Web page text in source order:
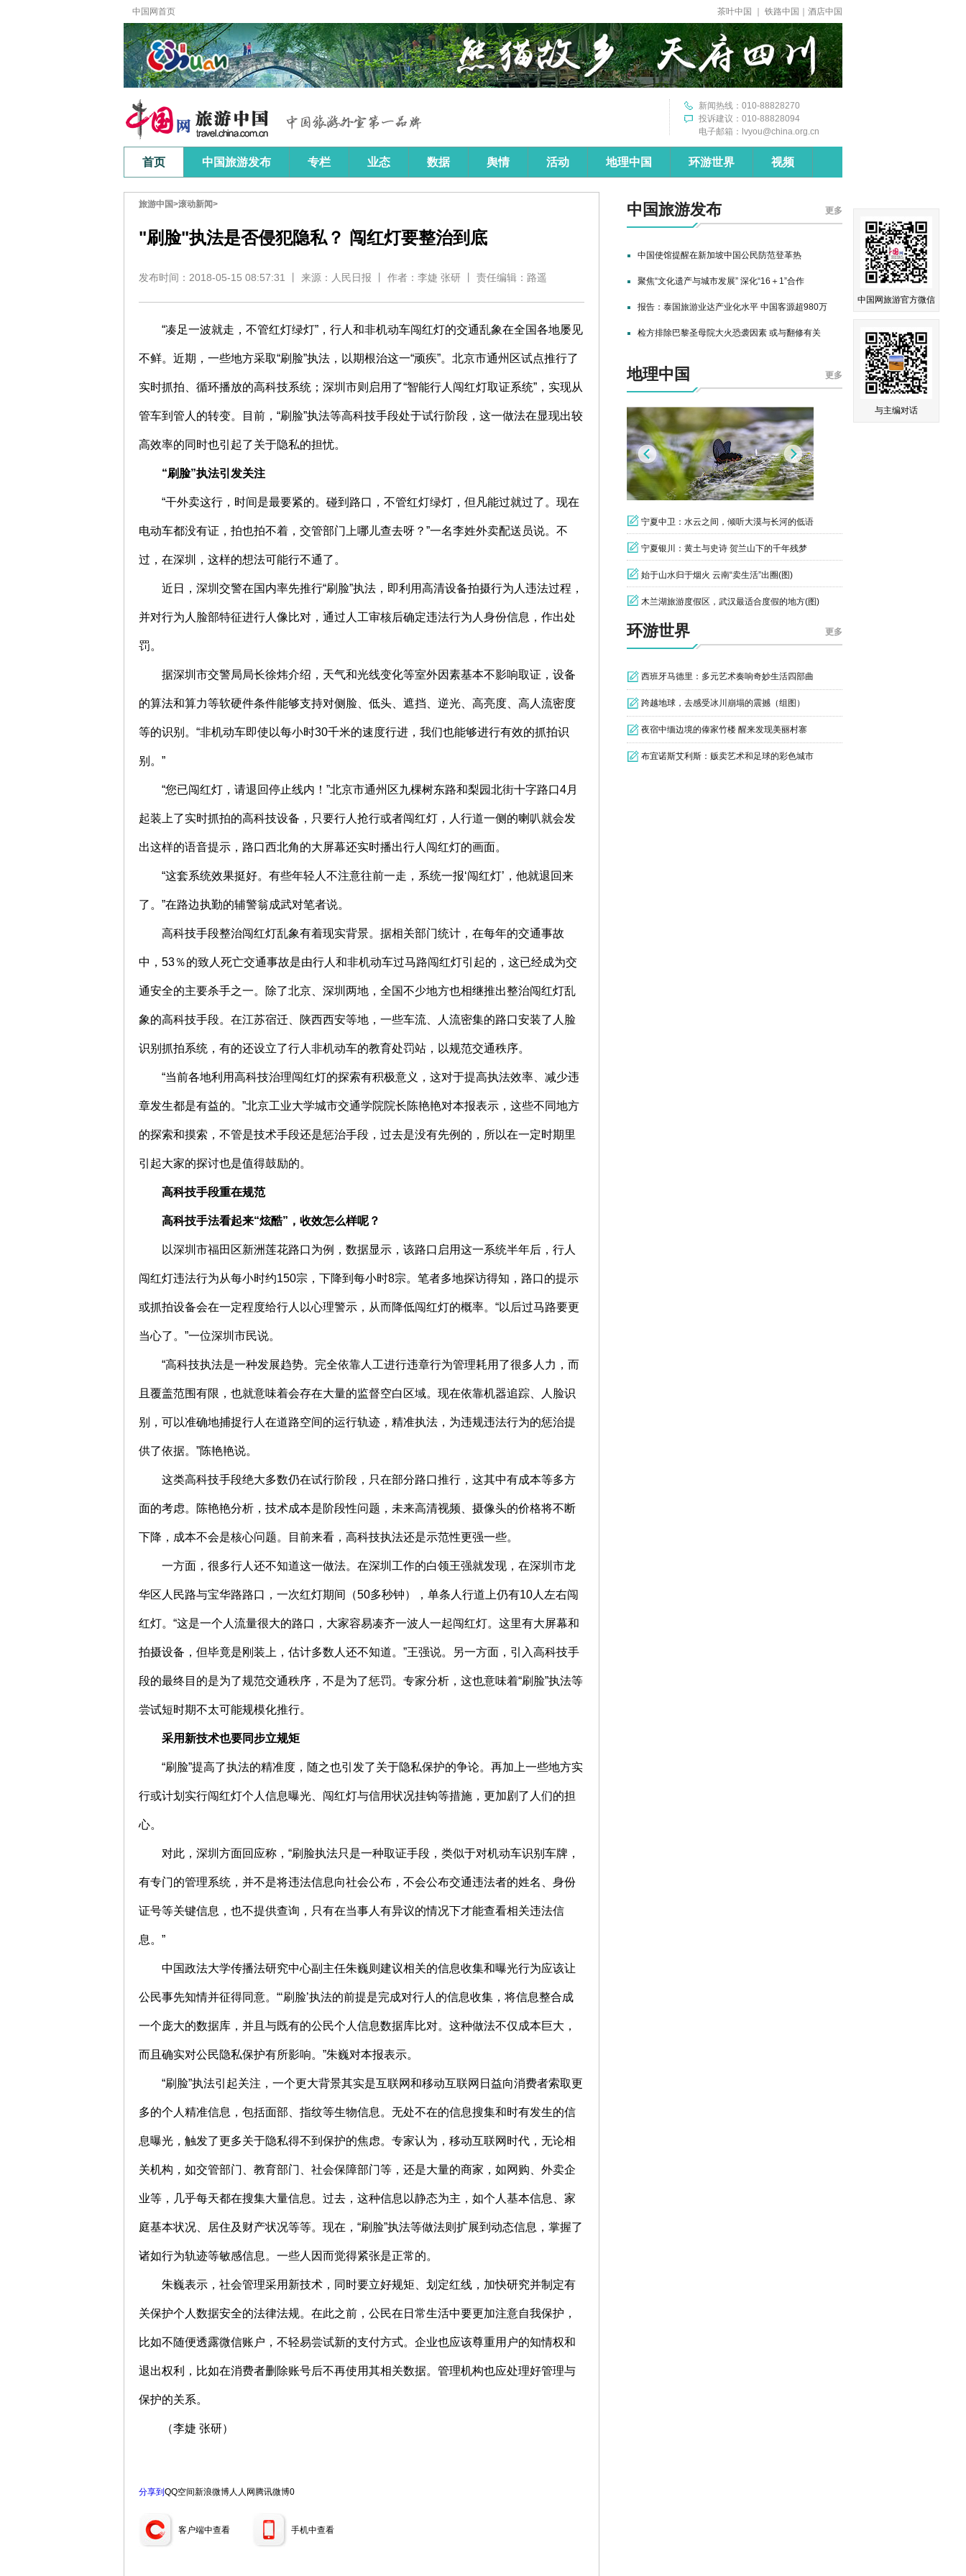
旅游中国>滚动新闻>
"刷脸"执法是否侵犯隐私？ 闯红灯要整治到底
发布时间：2018-05-15 08:57:31 丨 来源：人民日报 丨 作者：李婕 张研 丨 责任编辑：路遥
“凑足一波就走，不管红灯绿灯”，行人和非机动车闯红灯的交通乱象在全国各地屡见
不鲜。近期，一些地方采取“刷脸”执法，以期根治这一“顽疾”。北京市通州区试点推行了
实时抓拍、循环播放的高科技系统；深圳市则启用了“智能行人闯红灯取证系统”，实现从
管车到管人的转变。目前，“刷脸”执法等高科技手段处于试行阶段，这一做法在显现出较
高效率的同时也引起了关于隐私的担忧。
“刷脸”执法引发关注
“干外卖这行，时间是最要紧的。碰到路口，不管红灯绿灯，但凡能过就过了。现在
电动车都没有证，拍也拍不着，交管部门上哪儿查去呀？”一名李姓外卖配送员说。不
过，在深圳，这样的想法可能行不通了。
近日，深圳交警在国内率先推行“刷脸”执法，即利用高清设备拍摄行为人违法过程，
并对行为人脸部特征进行人像比对，通过人工审核后确定违法行为人身份信息，作出处
罚。
据深圳市交警局局长徐炜介绍，天气和光线变化等室外因素基本不影响取证，设备
的算法和算力等软硬件条件能够支持对侧脸、低头、遮挡、逆光、高亮度、高人流密度
等的识别。“非机动车即使以每小时30千米的速度行进，我们也能够进行有效的抓拍识
别。”
“您已闯红灯，请退回停止线内！”北京市通州区九棵树东路和梨园北街十字路口4月
起装上了实时抓拍的高科技设备，只要行人抢行或者闯红灯，人行道一侧的喇叭就会发
出这样的语音提示，路口西北角的大屏幕还实时播出行人闯红灯的画面。
“这套系统效果挺好。有些年轻人不注意往前一走，系统一报‘闯红灯’，他就退回来
了。”在路边执勤的辅警翁成武对笔者说。
高科技手段整治闯红灯乱象有着现实背景。据相关部门统计，在每年的交通事故
中，53％的致人死亡交通事故是由行人和非机动车过马路闯红灯引起的，这已经成为交
通安全的主要杀手之一。除了北京、深圳两地，全国不少地方也相继推出整治闯红灯乱
象的高科技手段。在江苏宿迁、陕西西安等地，一些车流、人流密集的路口安装了人脸
识别抓拍系统，有的还设立了行人非机动车的教育处罚站，以规范交通秩序。
“当前各地利用高科技治理闯红灯的探索有积极意义，这对于提高执法效率、减少违
章发生都是有益的。”北京工业大学城市交通学院院长陈艳艳对本报表示，这些不同地方
的探索和摸索，不管是技术手段还是惩治手段，过去是没有先例的，所以在一定时期里
引起大家的探讨也是值得鼓励的。
高科技手段重在规范
高科技手法看起来“炫酷”，收效怎么样呢？
以深圳市福田区新洲莲花路口为例，数据显示，该路口启用这一系统半年后，行人
闯红灯违法行为从每小时约150宗，下降到每小时8宗。笔者多地探访得知，路口的提示
或抓拍设备会在一定程度给行人以心理警示，从而降低闯红灯的概率。“以后过马路要更
当心了。”一位深圳市民说。
“高科技执法是一种发展趋势。完全依靠人工进行违章行为管理耗用了很多人力，而
且覆盖范围有限，也就意味着会存在大量的监督空白区域。现在依靠机器追踪、人脸识
别，可以准确地捕捉行人在道路空间的运行轨迹，精准执法，为违规违法行为的惩治提
供了依据。”陈艳艳说。
这类高科技手段绝大多数仍在试行阶段，只在部分路口推行，这其中有成本等多方
面的考虑。陈艳艳分析，技术成本是阶段性问题，未来高清视频、摄像头的价格将不断
下降，成本不会是核心问题。目前来看，高科技执法还是示范性更强一些。
一方面，很多行人还不知道这一做法。在深圳工作的白领王强就发现，在深圳市龙
华区人民路与宝华路路口，一次红灯期间（50多秒钟），单条人行道上仍有10人左右闯
红灯。“这是一个人流量很大的路口，大家容易凑齐一波人一起闯红灯。这里有大屏幕和
拍摄设备，但毕竟是刚装上，估计多数人还不知道。”王强说。另一方面，引入高科技手
段的最终目的是为了规范交通秩序，不是为了惩罚。专家分析，这也意味着“刷脸”执法等
尝试短时期不太可能规模化推行。
采用新技术也要同步立规矩
“刷脸”提高了执法的精准度，随之也引发了关于隐私保护的争论。再加上一些地方实
行或计划实行闯红灯个人信息曝光、闯红灯与信用状况挂钩等措施，更加剧了人们的担
心。
对此，深圳方面回应称，“刷脸执法只是一种取证手段，类似于对机动车识别车牌，
有专门的管理系统，并不是将违法信息向社会公布，不会公布交通违法者的姓名、身份
证号等关键信息，也不提供查询，只有在当事人有异议的情况下才能查看相关违法信
息。”
中国政法大学传播法研究中心副主任朱巍则建议相关的信息收集和曝光行为应该让
公民事先知情并征得同意。“‘刷脸’执法的前提是完成对行人的信息收集，将信息整合成
一个庞大的数据库，并且与既有的公民个人信息数据库比对。这种做法不仅成本巨大，
而且确实对公民隐私保护有所影响。”朱巍对本报表示。
“刷脸”执法引起关注，一个更大背景其实是互联网和移动互联网日益向消费者索取更
多的个人精准信息，包括面部、指纹等生物信息。无处不在的信息搜集和时有发生的信
息曝光，触发了更多关于隐私得不到保护的焦虑。专家认为，移动互联网时代，无论相
关机构，如交管部门、教育部门、社会保障部门等，还是大量的商家，如网购、外卖企
业等，几乎每天都在搜集大量信息。过去，这种信息以静态为主，如个人基本信息、家
庭基本状况、居住及财产状况等等。现在，“刷脸”执法等做法则扩展到动态信息，掌握了
诸如行为轨迹等敏感信息。一些人因而觉得紧张是正常的。
朱巍表示，社会管理采用新技术，同时要立好规矩、划定红线，加快研究并制定有
关保护个人数据安全的法律法规。在此之前，公民在日常生活中要更加注意自我保护，
比如不随便透露微信账户，不轻易尝试新的支付方式。企业也应该尊重用户的知情权和
退出权利，比如在消费者删除账号后不再使用其相关数据。管理机构也应处理好管理与
保护的关系。
（李婕 张研）
分享到 QQ空间新浪微博人人网 腾讯微博0
客户端中查看 手机中查看
中国网旅游官方微信
与主编对话